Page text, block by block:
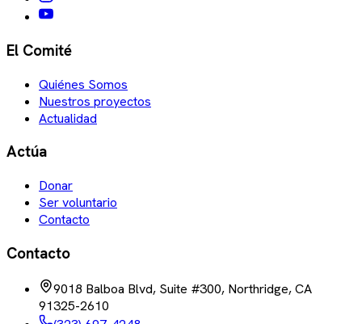
El Comité
Quiénes Somos
Nuestros proyectos
Actualidad
Actúa
Donar
Ser voluntario
Contacto
Contacto
9018 Balboa Blvd, Suite #300, Northridge, CA
91325-2610